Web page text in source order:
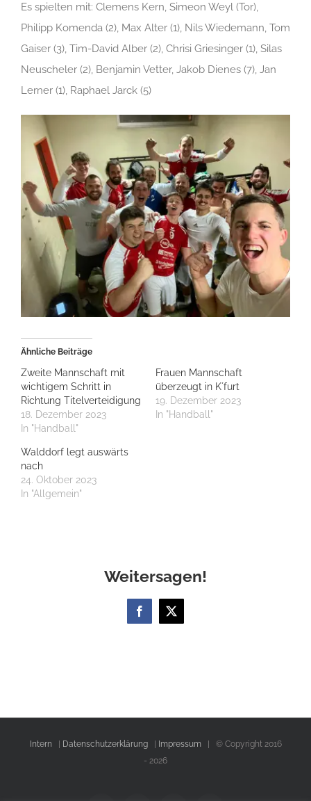
Es spielten mit: Clemens Kern, Simeon Weyl (Tor),
Philipp Komenda (2), Max Alter (1), Nils Wiedemann, Tom
Gaiser (3), Tim-David Alber (2), Chrisi Griesinger (1), Silas
Neuscheler (2), Benjamin Vetter, Jakob Dienes (7), Jan
Lerner (1), Raphael Jarck (5)
Ähnliche Beiträge
Zweite Mannschaft mit
wichtigem Schritt in
Richtung Titelverteidigung
18. Dezember 2023
In "Handball"
Frauen Mannschaft
überzeugt in K´furt
19. Dezember 2023
In "Handball"
Walddorf legt auswärts
nach
24. Oktober 2023
In "Allgemein"
Weitersagen!
Facebook
X
Intern | Datenschutzerklärung| Impressum| © Copyright 2016
- 2026